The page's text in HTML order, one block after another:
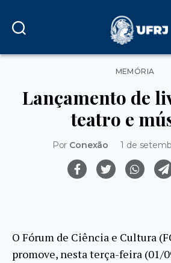
MEMÓRIA
Lançamento de
teatro e
Por Conexão 1 de
O Fórum de Ciência e Cultura
promove, nesta terça-feira (01/